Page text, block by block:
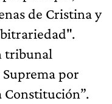
de Cristina y
tribunal
por
Constitución”.